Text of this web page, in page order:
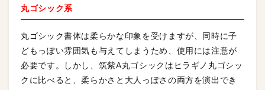
丸ゴシック系
丸ゴシック書体は柔らかな印象を受けますが、同時に子
どもっぽい雰囲気も与えてしまうため、使用には注意が
必要です。しかし、筑紫A丸ゴシックはヒラギノ丸ゴシッ
クに比べると、柔らかさと大人っぽさの両方を演出でき